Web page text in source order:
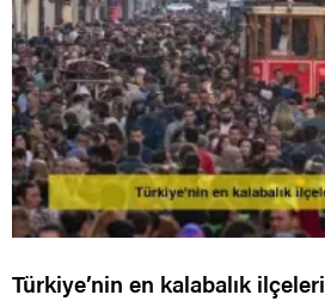
Türkiye’nin en kalabalık